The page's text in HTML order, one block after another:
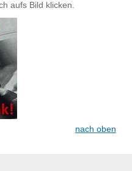
aufs Bild klicken.
nach oben